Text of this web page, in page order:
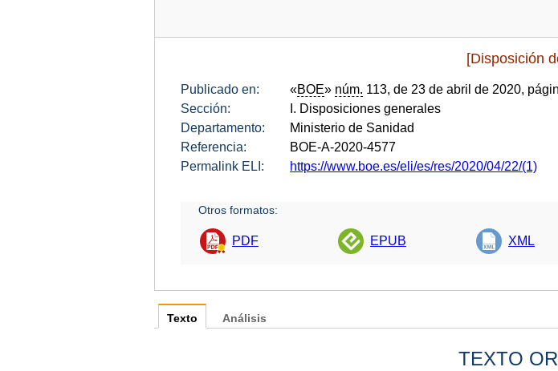
[Disposición
Publicado en: «BOE» núm. 113, de 23 de abril de 2020,
Sección:
I. Disposiciones generales
Departamento:
Ministerio de Sanidad
Referencia:
BOE-A-2020-4577
Permalink ELI:
https://www.boe.es/eli/es/res/2020/04/22/(1)
Otros formatos:
PDF EPUB XML
Texto
TEXTO
Análisis